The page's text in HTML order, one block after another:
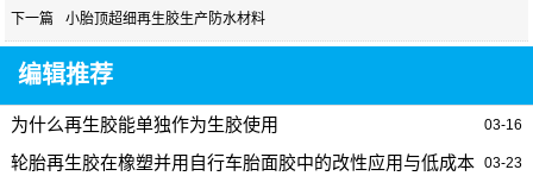
下一篇
小胎顶超细再生胶生产防水材料
编辑推荐
03-16
为什么再生胶能单独作为生胶使用
03-23
轮胎再生胶在橡塑并用自行车胎面胶中的改性应用与低成本